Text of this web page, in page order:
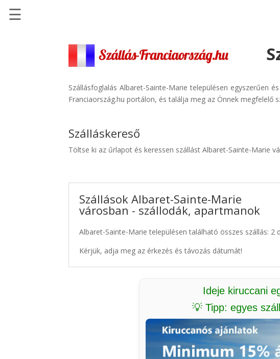
Szállásinfo.eu
Repülőjegy
Autóbérlés
☰
Szállásfoglalás Albaret-Sainte-Marie településen egyszerűen
Franciaország.hu portálon, és találja meg az Önnek megfelelő
Szálláskereső
Töltse ki az űrlapot és keressen szállást Albaret-Sainte-Marie
Szállások Albaret-Sainte-Marie
városban - szállodák, apartmanok
Albaret-Sainte-Marie településen található összes szállás: 2
Kérjük, adja meg az érkezés és távozás dátumát!
Ideje kiruccani
💡 Tipp: egyes